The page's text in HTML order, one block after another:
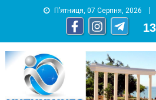
П’ятниця, 07 Серпня, 2026
13
информационный портал